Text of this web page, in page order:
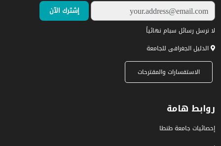
لا نرسل رسائل سبام نهائياً
الدليل الجغرافى للجامعة
الاستفسارات والمقترحات
روابط هامة
إحصائيات جامعة طنطا